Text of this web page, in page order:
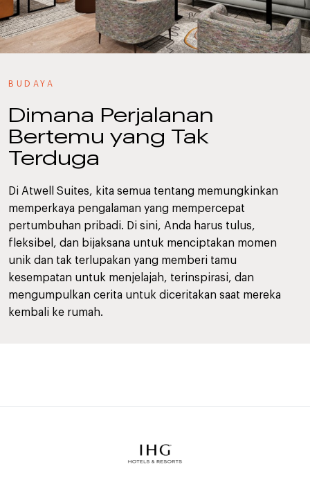
BUDAYA
Dimana Perjalanan
Bertemu yang Tak
Terduga
Di Atwell Suites, kita semua tentang memungkinkan
memperkaya pengalaman yang mempercepat
pertumbuhan pribadi. Di sini, Anda harus tulus,
fleksibel, dan bijaksana untuk menciptakan momen
unik dan tak terlupakan yang memberi tamu
kesempatan untuk menjelajah, terinspirasi, dan
mengumpulkan cerita untuk diceritakan saat mereka
kembali ke rumah.